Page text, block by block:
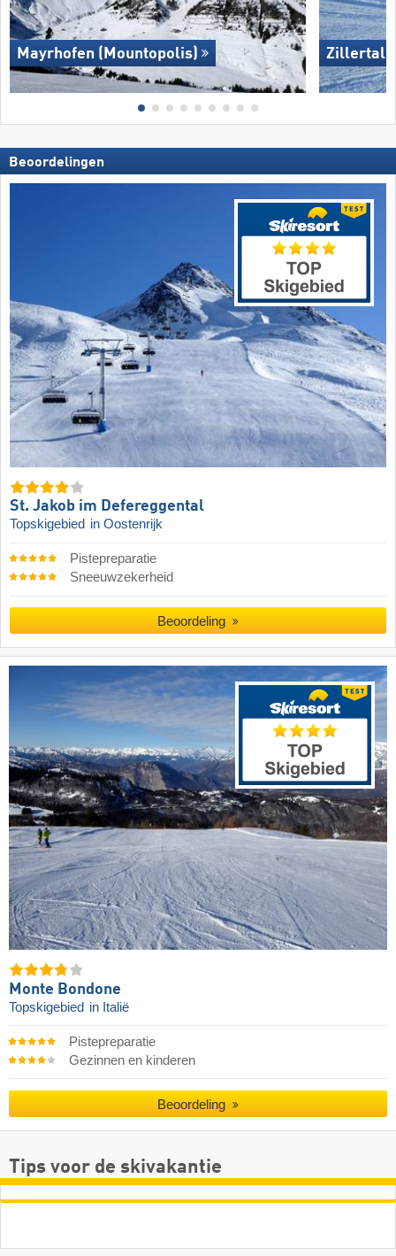
Mayrhofen (Mountopolis) Zillertal
Beoordelingen
St. Jakob im Defereggental
Topskigebied in Oostenrijk
Pistepreparatie
Sneeuwzekerheid
Beoordeling
Monte Bondone
Topskigebied in Italië
Pistepreparatie
Gezinnen en kinderen
Beoordeling
Tips voor de skivakantie